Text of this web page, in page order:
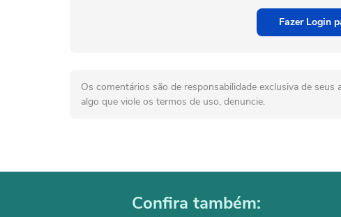
Fazer Login
Os comentários são de responsabilidade exclusiva de
algo que viole os termos de uso, denuncie.
Confira também: